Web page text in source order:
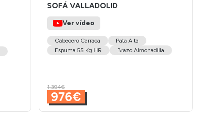
SOFÁ VALLADOLID
Ver vídeo
Cabecero Carraca
Pata Alta
Espuma 55 Kg HR
Brazo Almohadilla
1.394€
976€